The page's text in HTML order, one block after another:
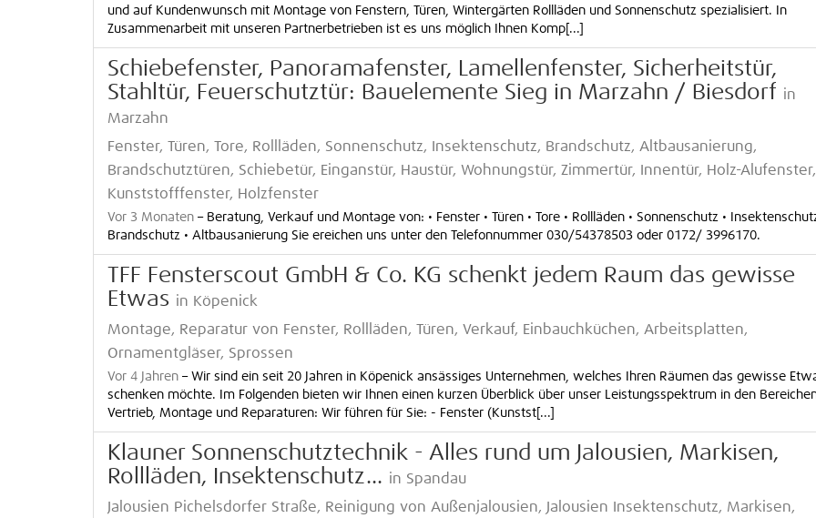
und auf Kundenwunsch mit Montage von Fenstern, Türen, Wintergärten Rollläden und Sonnenschutz spezialisiert. In
Zusammenarbeit mit unseren Partnerbetrieben ist es uns möglich Ihnen Komp[...]
Schiebefenster, Panoramafenster, Lamellenfenster, Sicherheitstür,
Stahltür, Feuerschutztür: Bauelemente Sieg in Marzahn / Biesdorf in
Marzahn
Fenster, Türen, Tore, Rollläden, Sonnenschutz, Insektenschutz, Brandschutz, Altbausanierung,
Brandschutztüren, Schiebetür, Einganstür, Haustür, Wohnungstür, Zimmertür, Innentür, Holz-Alufenster,
Kunststofffenster, Holzfenster
Vor 3 Monaten – Beratung, Verkauf und Montage von: • Fenster • Türen • Tore • Rollläden • Sonnenschutz •
Brandschutz • Altbausanierung Sie ereichen uns unter den Telefonnummer 030/54378503 oder 0172/ 3996170.
TFF Fensterscout GmbH & Co. KG schenkt jedem Raum das gewisse
Etwas in Köpenick
Montage, Reparatur von Fenster, Rollläden, Türen, Verkauf, Einbauchküchen, Arbeitsplatten,
Ornamentgläser, Sprossen
Vor 4 Jahren – Wir sind ein seit 20 Jahren in Köpenick ansässiges Unternehmen, welches Ihren Räumen das gewisse
schenken möchte. Im Folgenden bieten wir Ihnen einen kurzen Überblick über unser Leistungsspektrum in den
Vertrieb, Montage und Reparaturen: Wir führen für Sie: - Fenster (Kunstst[...]
Klauner Sonnenschutztechnik - Alles rund um Jalousien, Markisen,
Rollläden, Insektenschutz... in Spandau
Jalousien Pichelsdorfer Straße, Reinigung von Außenjalousien, Jalousien Insektenschutz, Markisen,